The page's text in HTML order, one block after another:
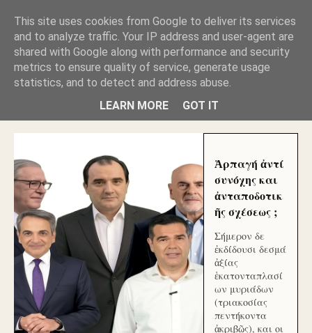
ΑΥΤΟΧΘΟΝΕΣ ΜΟΥ ΕΚΛΕΙΣΑΝ ΤΑ ΣΟΣΙΑΛ ΚΑΙ
ΦΙΜΩΣΑΝ ΤΟ SITE. ΟΙ ΧΙΛΙΑΔΕΣ ΜΙΚΡΟΕΠΕΝΔΥΤΕΣ
ΕΠΕΝΔΥΣΑΤΕ ΓΙΑ ΛΕΗΛΑΣΙΑ ΚΑΙ ΕΓΚΛΗΜΑ ?
ΓΛΥΦΑΔΑ WEB |ΟΙ ΜΕΓΑΛΟΙ ΚΛΕΠΤΑΙ ΑΠΟ ΤΟ
ΜΙΚΡΟΝ ΑΠΑΓΟΥΣΙ
Ἁρπαγή ἀντί
συνόχης και
ἀνταποδοτικ
ῆς σχέσεως ;
Σήμερον δε
ἐκδίδουσι δεσμά
ἀξίας
ἑκατονταπλασί
ων μυριάδων
(τριακοσίας
πεντήκοντα
ἀκριβῶς), και οι
This site uses cookies from Google to deliver its services
and to analyze traffic. Your IP address and user-agent are
shared with Google along with performance and security
metrics to ensure quality of service, generate usage
statistics, and to detect and address abuse.
LEARN MORE
GOT IT